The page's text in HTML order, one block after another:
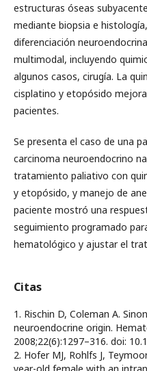
estructuras óseas
mediante biopsia e
diferenciación
multimodal, incluyendo
algunos casos, cirugía. La
cisplatino y etopósido
pacientes.
Se presenta el caso de una
carcinoma neuroendocrino
tratamiento paliativo con
y etopósido, y manejo de
paciente mostró una
seguimiento programado
hematológico y ajustar el
Citas
1. Rischin D, Coleman A.
neuroendocrine origin.
2008;22(6):1297–316. doi:
2. Hofer MJ, Rohlfs J,
year-old female with an